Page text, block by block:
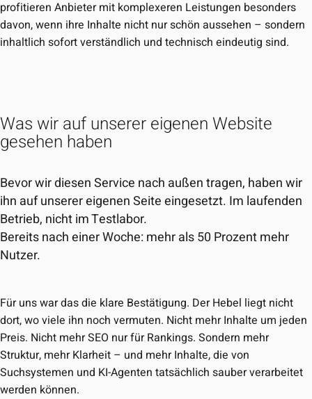
profitieren Anbieter mit komplexeren Leistungen besonders
davon, wenn ihre Inhalte nicht nur schön aussehen – sondern
inhaltlich sofort verständlich und technisch eindeutig sind.
Was wir auf unserer eigenen Website
gesehen haben
Bevor wir diesen Service nach außen tragen, haben wir
ihn auf unserer eigenen Seite eingesetzt. Im laufenden
Betrieb, nicht im Testlabor.
Bereits nach einer Woche: mehr als 50 Prozent mehr
Nutzer.
Für uns war das die klare Bestätigung. Der Hebel liegt nicht
dort, wo viele ihn noch vermuten. Nicht mehr Inhalte um jeden
Preis. Nicht mehr SEO nur für Rankings. Sondern mehr
Struktur, mehr Klarheit – und mehr Inhalte, die von
Suchsystemen und KI-Agenten tatsächlich sauber verarbeitet
werden können.